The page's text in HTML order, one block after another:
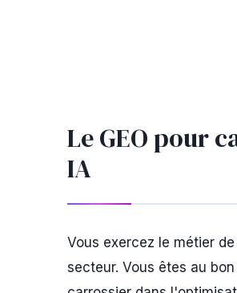
Le GEO pour
IA
Vous exercez le métier de
secteur. Vous êtes au